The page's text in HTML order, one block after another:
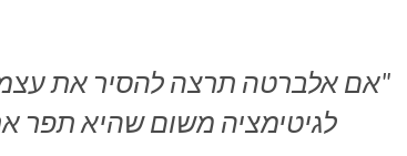
"אם אלברטה תרצה להסיר את
לגיטימציה משום שהיא